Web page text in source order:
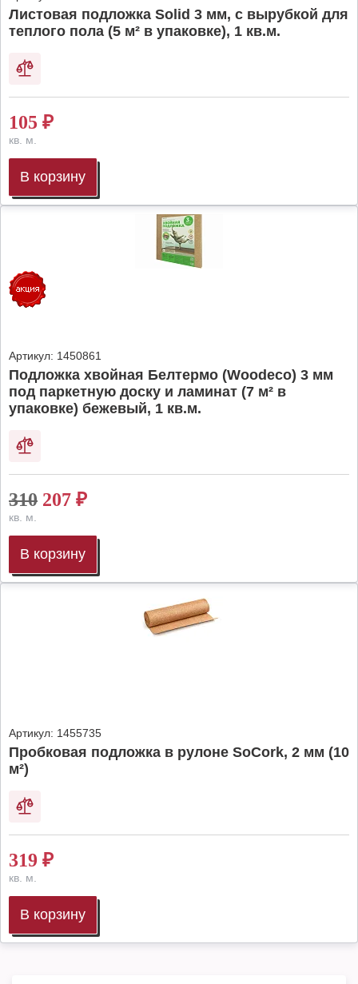
Листовая подложка Solid 3 мм, с вырубкой для
теплого пола (5 м² в упаковке), 1 кв.м.
105 ₽
кв. м.
В корзину
Артикул: 1450861
Подложка хвойная Белтермо (Woodeco) 3 мм
под паркетную доску и ламинат (7 м² в
упаковке) бежевый, 1 кв.м.
310 207 ₽
кв. м.
В корзину
Артикул: 1455735
Пробковая подложка в рулоне SoCork, 2 мм (10
м²)
319 ₽
кв. м.
В корзину